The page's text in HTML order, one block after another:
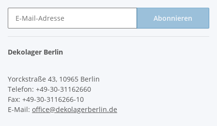
Abonnieren
Dekolager Berlin
Yorckstraße 43, 10965 Berlin
Telefon: +49-30-31162660
Fax: +49-30-3116266-10
E-Mail: office@dekolagerberlin.de